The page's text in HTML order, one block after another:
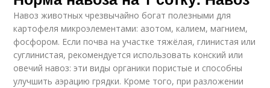
Навоз животных чрезвычайно богат полезными для
картофеля микроэлементами: азотом, калием, магнием,
фосфором. Если почва на участке тяжёлая, глинистая или
суглинистая, рекомендуется использовать конский или
овечий навоз: эти виды органики пористые и способны
улучшить аэрацию грядки. Кроме того, при разложении